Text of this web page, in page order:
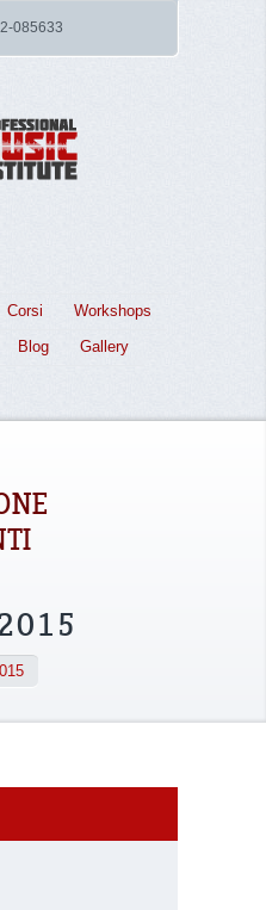
085633
Corsi
Workshops
Blog
Gallery